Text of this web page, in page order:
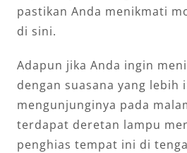
pastikan Anda menikmati
di sini.
Adapun jika Anda ingin
dengan suasana yang lebih
mengunjunginya pada
terdapat deretan lampu
penghias tempat ini di